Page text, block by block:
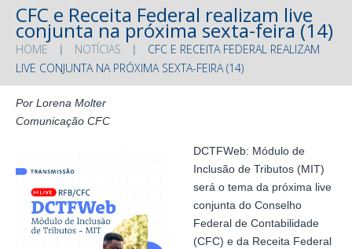
CFC e Receita Federal realizam live
conjunta na próxima sexta-feira (14)
HOME NOTÍCIAS
CFC E RECEITA FEDERAL REALIZAM
LIVE CONJUNTA NA PRÓXIMA SEXTA-FEIRA (14)
Por Lorena Molter
Comunicação CFC
DCTFWeb: Módulo de
Inclusão de Tributos (MIT)
será o tema da próxima live
conjunta do Conselho
Federal de Contabilidade
(CFC) e da Receita Federal